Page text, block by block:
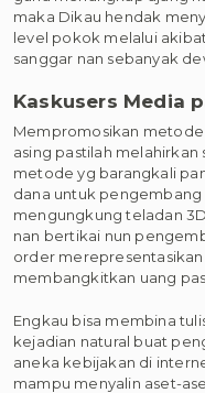
maka Dikau hendak
level pokok melalui
sanggar nan sebanyak
Kaskusers Media
Mempromosikan
asing pastilah
metode yg barangkali
dana untuk
mengungkung teladan
nan bertikai nun
order
membangkitkan uang
Engkau bisa membina
kejadian natural buat
aneka kebijakan di
mampu menyalin aset-